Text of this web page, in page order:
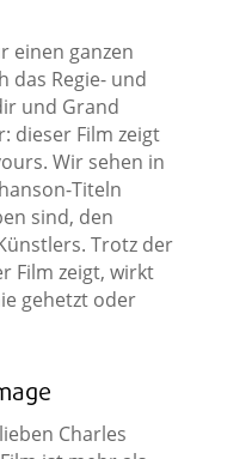
einen ganzen
das Regie- und
und Grand
dieser Film zeigt
Wir sehen in
Titeln
sind, den
Trotz der
Film zeigt, wirkt
gehetzt oder
Charles